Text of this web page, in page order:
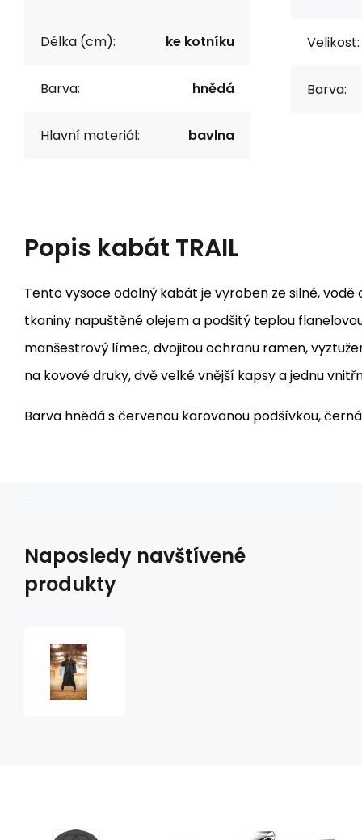
Délka (cm): ke kotníku
Barva: hnědá
Hlavní materiál: bavlna
Velikost:
Barva:
Popis kabát TRAIL
Tento vysoce odolný kabát je vyroben ze silné, vodě
tkaniny napuštěné olejem a podšitý teplou
manšestrový límec, dvojitou ochranu ramen,
na kovové druky, dvě velké vnější kapsy a jednu
Barva hnědá s červenou karovanou podšívkou,
Naposledy navštívené
produkty